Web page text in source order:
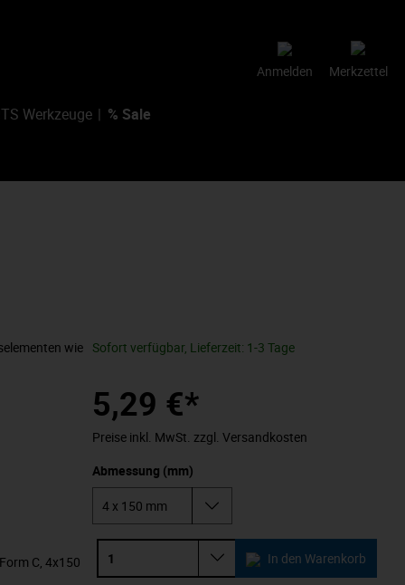
Merkzettel
Anmelden
Werkzeuge % Sale
wie
C, 4x150
Sofort verfügbar, Lieferzeit: 1-3 Tage
5,29 €*
Preise inkl. MwSt. zzgl. Versandkosten
Abmessung (mm)
In den Warenkorb